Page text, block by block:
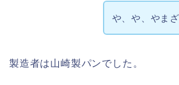
や、や、やまざ
製造者は山崎製パンでした。